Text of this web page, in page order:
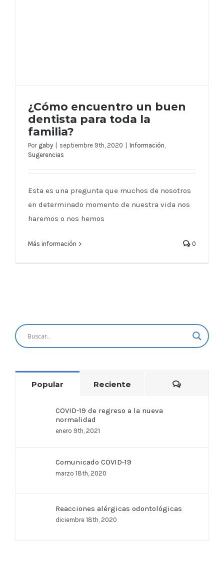
¿Cómo encuentro un buen dentista
¿Cómo encuentro un buen
dentista para toda la
familia?
Por gaby septiembre 9th, 2020 Información,
Sugerencias
Esta es una pregunta que muchos de nosotros
en determinado momento de nuestra vida nos
haremos o nos hemos
Más información 0
Popular Reciente
COVID-19 de regreso a la nueva
normalidad
enero 9th, 2021
Comunicado COVID-19
marzo 18th, 2020
Reacciones alérgicas odontológicas
diciembre 18th, 2020